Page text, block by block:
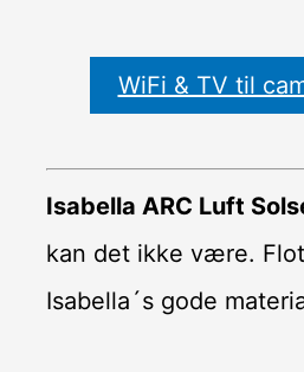
WiFi & TV til
Isabella ARC Luft
kan det ikke være.
Isabella´s gode